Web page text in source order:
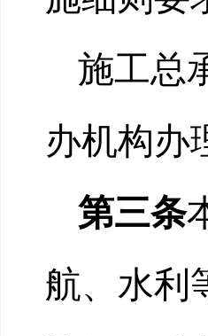
施工总
办机构办
第三条
航、水利